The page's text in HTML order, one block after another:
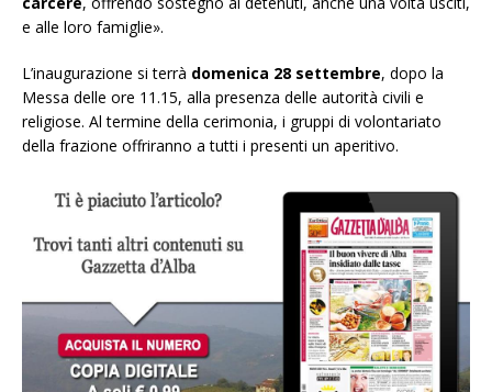
e alle loro famiglie».
L’inaugurazione si terrà domenica 28 settembre, dopo la
Messa delle ore 11.15, alla presenza delle autorità civili e
religiose. Al termine della cerimonia, i gruppi di volontariato
della frazione offriranno a tutti i presenti un aperitivo.